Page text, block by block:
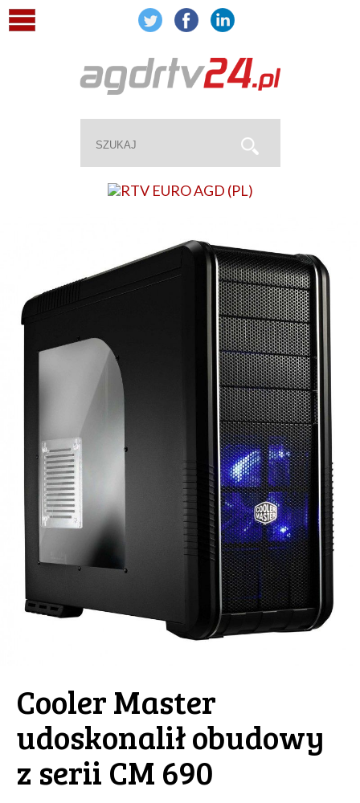
Cooler Master
udoskonalił obudowy
z serii CM 690